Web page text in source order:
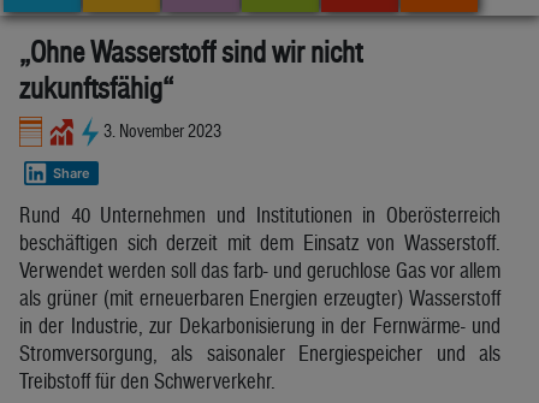
„Ohne Wasserstoff sind wir nicht
zukunftsfähig“
3. November 2023
Share
Rund 40 Unternehmen und Institutionen in Oberösterreich
beschäftigen sich derzeit mit dem Einsatz von Wasserstoff.
Verwendet werden soll das farb- und geruchlose Gas vor allem
als grüner (mit erneuerbaren Energien erzeugter) Wasserstoff
in der Industrie, zur Dekarbonisierung in der Fernwärme- und
Stromversorgung, als saisonaler Energiespeicher und als
Treibstoff für den Schwerverkehr.